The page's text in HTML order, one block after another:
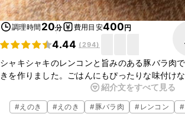
調理時間 20分 費用目安400円
4.44 (294)
シャキシャキのレンコンと旨みのある豚バラ肉
きを作りました。ごはんにもぴったりな味付け
まらなくなること間違いなしです。素早く出来
やお肉で応用がきく味付けなのでお試しくださ
紹介文をすべて見る
#えのき #えのき #豚バラ肉 #レンコン #